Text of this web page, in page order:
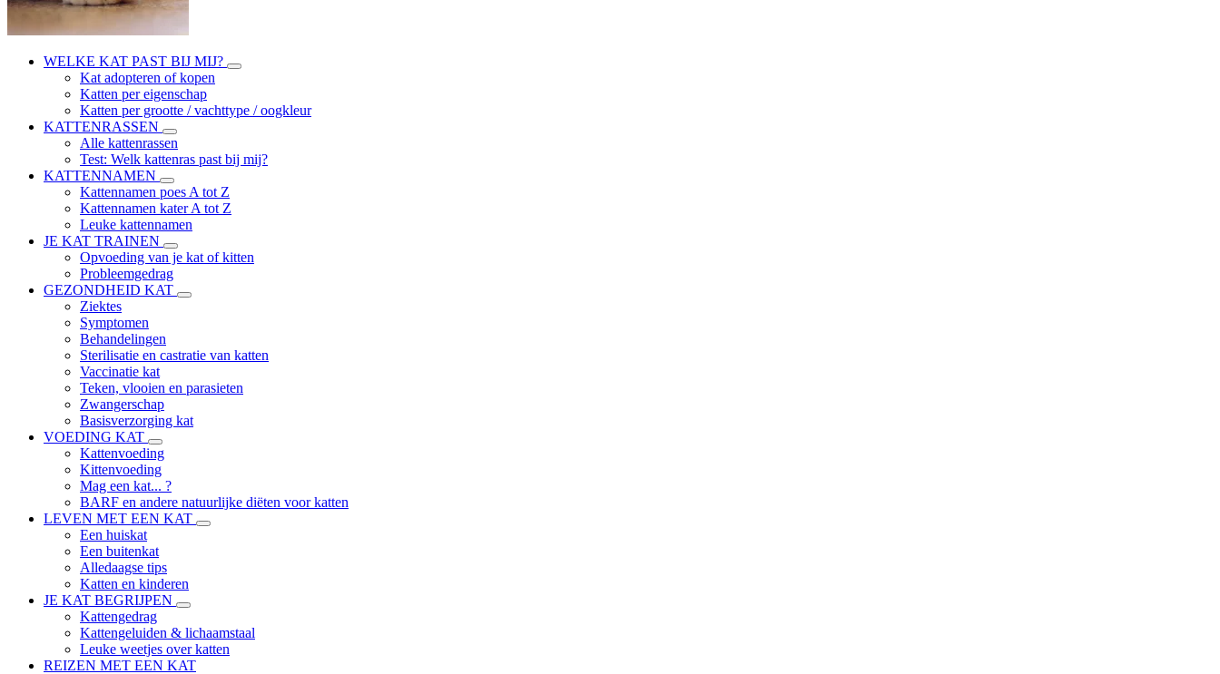
WELKE KAT PAST BIJ MIJ?
Kat adopteren of kopen
Katten per eigenschap
Katten per grootte / vachttype / oogkleur
KATTENRASSEN
Alle kattenrassen
Test: Welk kattenras past bij mij?
KATTENNAMEN
Kattennamen poes A tot Z
Kattennamen kater A tot Z
Leuke kattennamen
JE KAT TRAINEN
Opvoeding van je kat of kitten
Probleemgedrag
GEZONDHEID KAT
Ziektes
Symptomen
Behandelingen
Sterilisatie en castratie van katten
Vaccinatie kat
Teken, vlooien en parasieten
Zwangerschap
Basisverzorging kat
VOEDING KAT
Kattenvoeding
Kittenvoeding
Mag een kat... ?
BARF en andere natuurlijke diëten voor katten
LEVEN MET EEN KAT
Een huiskat
Een buitenkat
Alledaagse tips
Katten en kinderen
JE KAT BEGRIJPEN
Kattengedrag
Kattengeluiden & lichaamstaal
Leuke weetjes over katten
REIZEN MET EEN KAT